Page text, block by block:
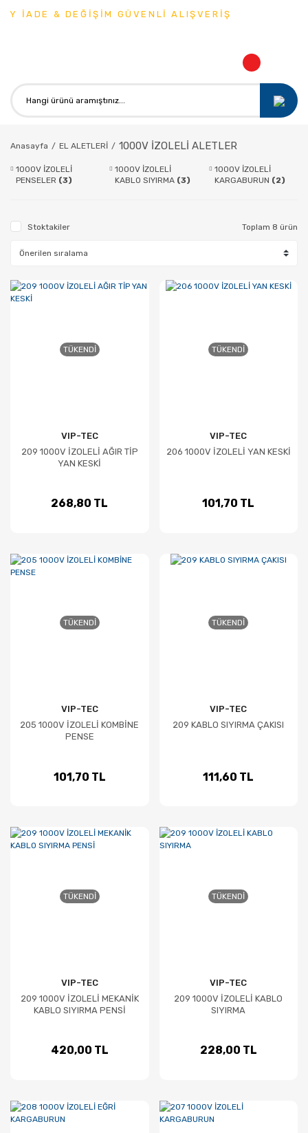
İADE & DEĞİŞİM GÜVENLİ ALIŞVERİŞ
Anasayfa EL ALETLERİ 1000V İZOLELİ ALETLER
1000V İZOLELİ
PENSELER (3)
1000V İZOLELİ
KABLO SIYIRMA (3)
1000V İZOLELİ
KARGABURUN (2)
Stoktakiler Toplam 8 ürün
TÜKENDI
VIP-TEC
209 1000V İZOLELİ AĞIR TİP
YAN KESKİ
268,80 TL
TÜKENDI
VIP-TEC
206 1000V İZOLELİ YAN KESKİ
101,70 TL
TÜKENDI
VIP-TEC
205 1000V İZOLELİ KOMBİNE
PENSE
101,70 TL
TÜKENDI
VIP-TEC
209 KABLO SIYIRMA ÇAKISI
111,60 TL
TÜKENDI
VIP-TEC
209 1000V İZOLELİ MEKANİK
KABLO SIYIRMA PENSİ
420,00 TL
TÜKENDI
VIP-TEC
209 1000V İZOLELİ KABLO
SIYIRMA
228,00 TL